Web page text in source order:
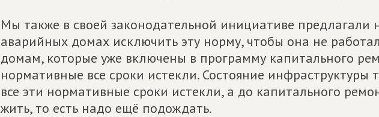
Мы также в своей законодательной инициативе предлагали
аварийных домах исключить эту норму, чтобы она не
домам, которые уже включены в программу капитального
нормативные все сроки истекли. Состояние инфраструктуры
все эти нормативные сроки истекли, а до капитального
жить, то есть надо ещё подождать.